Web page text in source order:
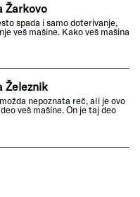
Žarkovo
spada i samo doterivanje,
veš mašine. Kako veš mašina
Železnik
nepoznata reč, ali je ovo
veš mašine. On je taj deo